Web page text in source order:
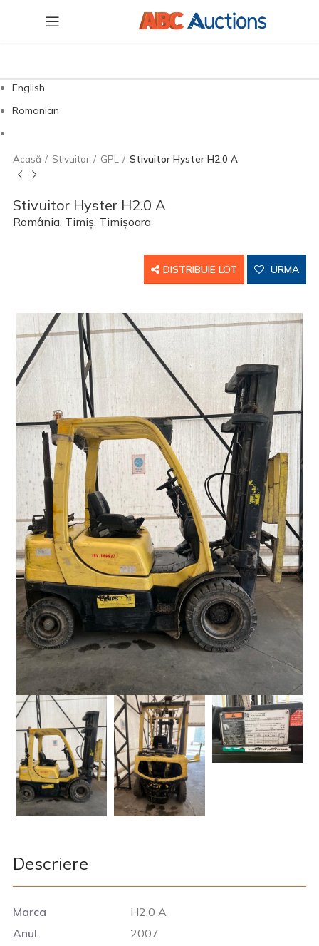
English
Romanian
Acasă Stivuitor GPL Stivuitor Hyster H2.0 A
Stivuitor Hyster H2.0 A
România, Timiș, Timișoara
DISTRIBUIE LOT URMA
Descriere
Marca
H2.0 A
Anul
2007